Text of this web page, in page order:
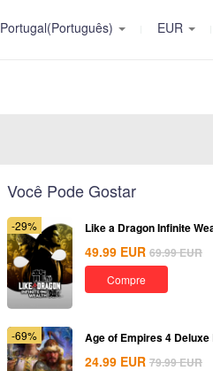
Portugal(Português) EUR
Você Pode Gostar
-29% Like a Dragon Infinite
49.99 EUR 69.99EUR
Compre
-69% Age of Empires 4
24.99 EUR 79.99EUR